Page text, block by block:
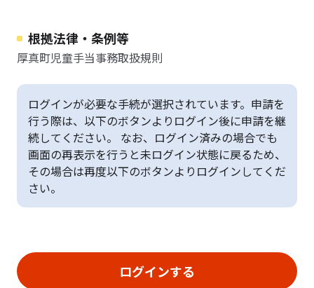
根拠法律・条例等
厚真町児童手当事務取扱規則
ログインが必要な手続が選択されています。申請を
行う際は、以下のボタンよりログイン後に申請を継
続してください。 なお、ログイン済みの場合でも
画面の再表示を行うと未ログイン状態に戻るため、
その場合は再度以下のボタンよりログインしてくだ
さい。